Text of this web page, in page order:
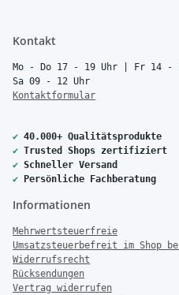
Kontakt
Mo - Do 17 - 19 Uhr | Fr 14 -
Sa 09 - 12 Uhr
Kontaktformular
✔ 40.000+ Qualitätsprodukte
✔ Trusted Shops zertifiziert
✔ Schneller Versand
✔ Persönliche Fachberatung
Informationen
Mehrwertsteuerfreie
Umsatzsteuerbefreit im Shop
Widerrufsrecht
Rücksendungen
Vertrag widerrufen